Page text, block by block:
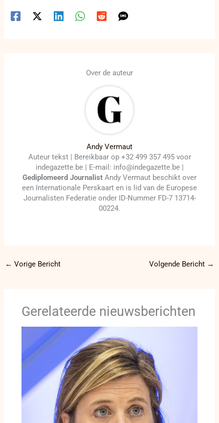
Over de auteur
Andy Vermaut
Auteur tekst | Bereikbaar op +32 499 357 495 voor
indegazette.be | E-mail: info@indegazette.be |
Gediplomeerd Journalist Andy Vermaut beschikt over
een Internationale Perskaart en is lid van de Europese
Journalisten Federatie onder ID-Nummer FD-7 13714-
00224.
← Vorige Bericht Volgende Bericht →
Gerelateerde nieuwsberichten